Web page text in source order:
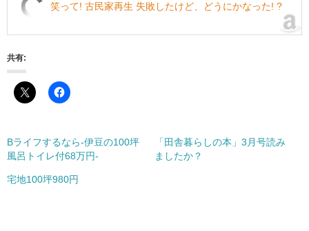
笑って! 古民家再生 失敗したけど、どうにかなった! ?
共有:
Bライフするなら-伊豆の100坪
風呂トイレ付68万円-
「田舎暮らしの本」3月号読み
ましたか？
宅地100坪980円